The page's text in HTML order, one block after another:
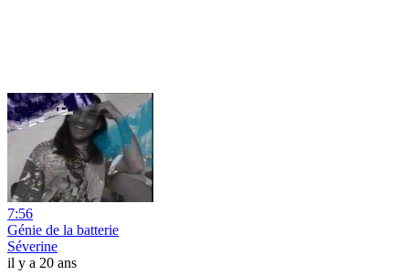
7:56
Génie de la batterie
Séverine
il y a 20 ans